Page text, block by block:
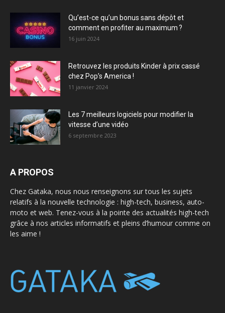
Qu’est-ce qu’un bonus sans dépôt et
comment en profiter au maximum ?
16 juin 2024
Retrouvez les produits Kinder à prix cassé
chez Pop’s America !
11 janvier 2024
Les 7 meilleurs logiciels pour modifier la
vitesse d’une vidéo
6 septembre 2023
A PROPOS
Chez Gataka, nous nous renseignons sur tous les sujets
relatifs à la nouvelle technologie : high-tech, business, auto-
moto et web. Tenez-vous à la pointe des actualités high-tech
grâce à nos articles informatifs et pleins d’humour comme on
les aime !